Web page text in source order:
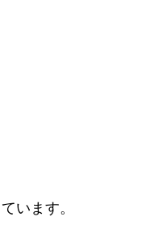
います。